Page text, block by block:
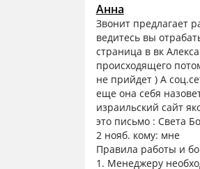
Анна
Звонит предлагает
ведитесь вы
страница в вк
происходящего
не прийдет ) А
еще она себя
израильский сайт
это письмо : Света
2 нояб. кому: мне
Правила работы и
1. Менеджеру